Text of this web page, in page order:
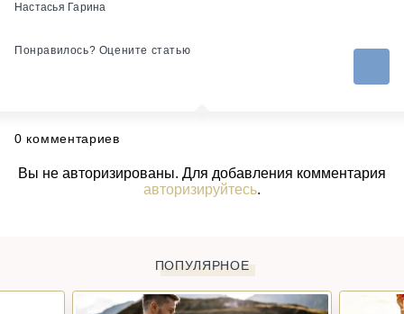
Настасья Гарина
Понравилось? Оцените статью
0 комментариев
Вы не авторизированы. Для добавления комментария
авторизируйтесь.
ПОПУЛЯРНОЕ